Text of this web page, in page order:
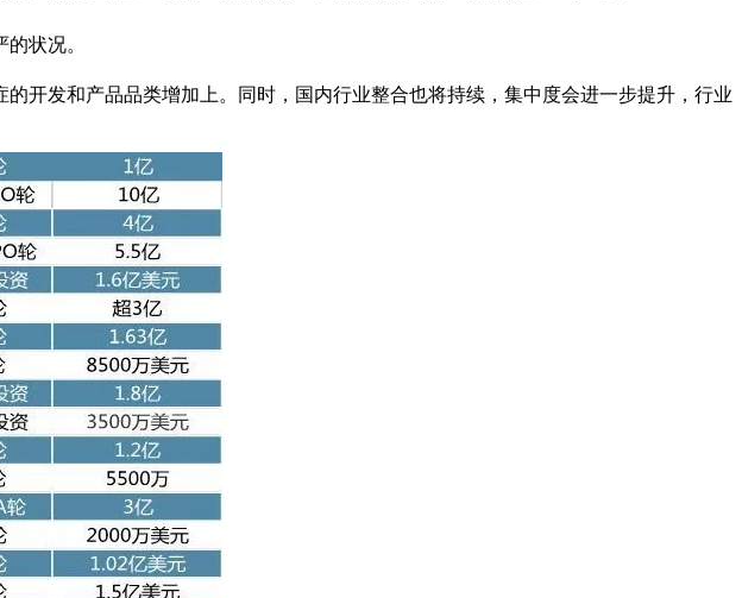
状况。
开发和产品品类增加上。同时，国内行业整合也将持续，集中度会进一步提升，行业